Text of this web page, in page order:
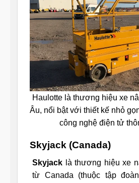
Haulotte là thương hiệu xe
Âu, nổi bật với thiết kế nhỏ
công nghệ điện tử
Skyjack (Canada)
Skyjack là thương hiệu xe
từ Canada (thuộc tập